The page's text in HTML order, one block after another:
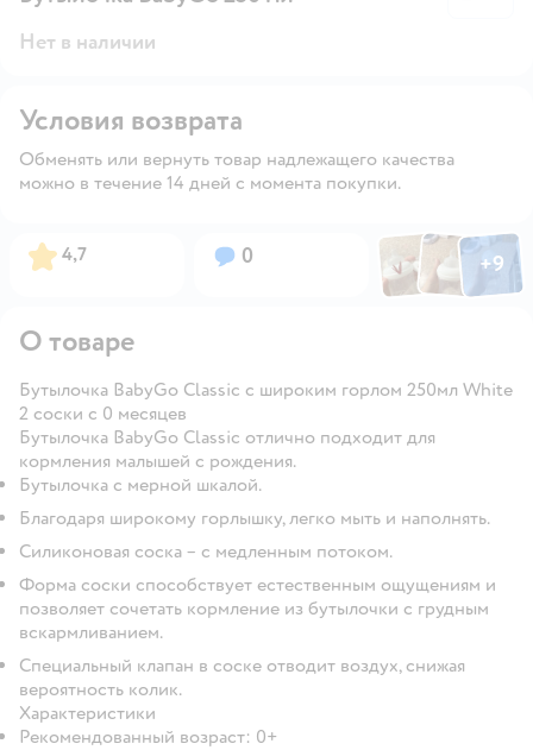
Нет в наличии
Условия возврата
Обменять или вернуть товар надлежащего качества
можно в течение 14 дней с момента покупки.
Рейтинг:
4,7 Вопросов:
0 ФотоФотоФото
+9
Открыть
О товаре
Бутылочка BabyGo Classic с широким горлом 250мл White
2 соски с 0 месяцев
Бутылочка BabyGo Classic отлично подходит для
кормления малышей с рождения.
Бутылочка с мерной шкалой.
Благодаря широкому горлышку, легко мыть и наполнять.
Силиконовая соска – с медленным потоком.
Форма соски способствует естественным ощущениям и
позволяет сочетать кормление из бутылочки с грудным
вскармливанием.
Специальный клапан в соске отводит воздух, снижая
вероятность колик.
Характеристики
Рекомендованный возраст: 0+